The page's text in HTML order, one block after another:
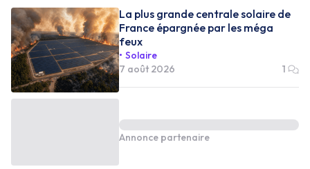
La plus grande centrale solaire de
France épargnée par les méga
feux
Solaire
7 août 2026
1
Annonce partenaire